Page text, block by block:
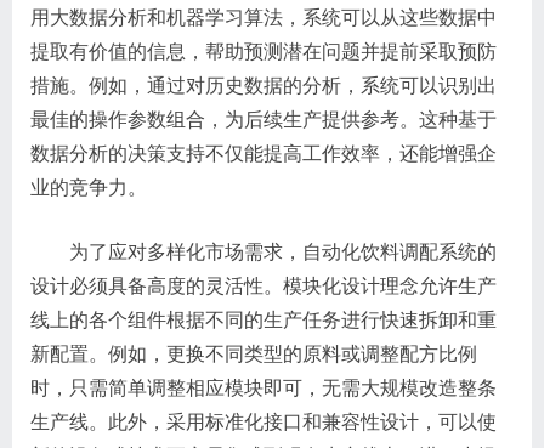
用大数据分析和机器学习算法，系统可以从这些数据中
提取有价值的信息，帮助预测潜在问题并提前采取预防
措施。例如，通过对历史数据的分析，系统可以识别出
最佳的操作参数组合，为后续生产提供参考。这种基于
数据分析的决策支持不仅能提高工作效率，还能增强企
业的竞争力。
为了应对多样化市场需求，自动化饮料调配系统的
设计必须具备高度的灵活性。模块化设计理念允许生产
线上的各个组件根据不同的生产任务进行快速拆卸和重
新配置。例如，更换不同类型的原料或调整配方比例
时，只需简单调整相应模块即可，无需大规模改造整条
生产线。此外，采用标准化接口和兼容性设计，可以使